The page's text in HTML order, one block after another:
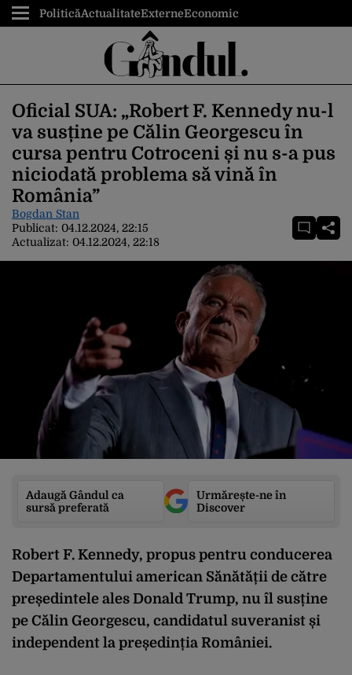
PoliticăActualitateExterneEconomic
Oficial SUA: „Robert F. Kennedy nu-l
va susține pe Călin Georgescu în
cursa pentru Cotroceni și nu s-a pus
niciodată problema să vină în
România”
Bogdan Stan
Publicat: 04.12.2024, 22:15
Actualizat: 04.12.2024, 22:18
Adaugă Gândul ca
sursă preferată
Urmărește-ne în
Discover
Robert F. Kennedy, propus pentru conducerea
Departamentului american Sănătății de către
președintele ales Donald Trump, nu îl susține
pe Călin Georgescu, candidatul suveranist și
independent la președinția României.